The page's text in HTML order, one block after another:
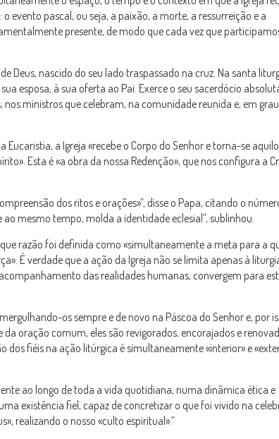
evento pascal, ou seja, a paixão, a morte, a ressurreição e a
presente, de modo que cada vez que
Deus, nascido do seu lado traspassado na cruz. Na santa
esposa, à sua oferta ao Pai. Exerce o seu sacerdócio
ministros que celebram, na comunidade reunida e, em grau
Eucaristia, a Igreja «recebe o Corpo do Senhor e torna-se
Esta é «a obra da nossa Redenção», que nos configura a
dos ritos e orações»”, disse o Papa, citando o
ao mesmo tempo, molda a identidade eclesial”, sublinhou.
razão foi definida como «simultaneamente a meta para a
É verdade que a ação da Igreja não se limita apenas à
das realidades humanas, convergem para
os sempre e de novo na Páscoa do Senhor e, por
oração comum, eles são revigorados, encorajados e
fiéis na ação litúrgica é simultaneamente «interior» e
ao longo de toda a vida quotidiana, numa dinâmica ética e
existência fiel, capaz de concretizar o que foi vivido na
realizando o nosso «culto espiritual».”